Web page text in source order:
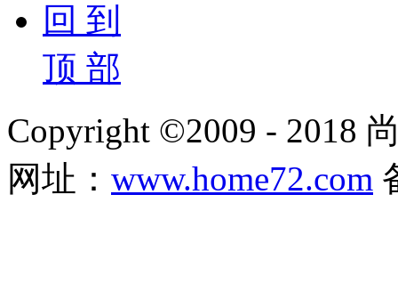
回 到
顶 部
Copyright ©2009 - 2018
网址： www.home72.com